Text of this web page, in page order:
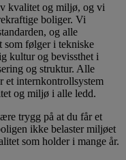
kvalitet og miljø, og vi
boliger. Vi
og alle
som følger i tekniske
kultur og bevissthet i
og struktur. Alle
et internkontrollsystem
og miljø i alle ledd.
trygg på at du får et
ikke belaster miljøet
som holder i mange år.